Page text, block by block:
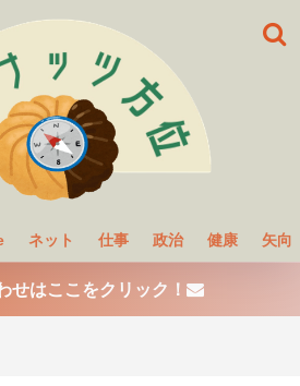
ネット 仕事 政治 健康 矢向
せはここをクリック！